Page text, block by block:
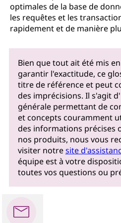
optimales de la base de
les requêtes et les
rapidement et de manière
Bien que tout ait été mis
garantir l'exactitude, ce
titre de référence et peut
des imprécisions. Il s'agit
générale permettant de
et concepts couramment
des informations précises
nos produits, nous vous
visiter notresite
équipe est à votre
toutes vos questions ou